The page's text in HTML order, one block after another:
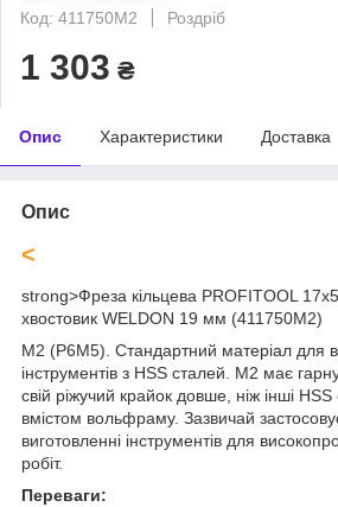
Код: 411750M2
Роздріб
1 303 ₴
Опис Характеристики Доставка
Опис
<
strong>Фреза кільцева PROFITOOL
хвостовик WELDON 19 мм (411750M2)
M2 (Р6М5). Стандартний матеріал для
інструментів з HSS сталей. М2 має гарну
свій ріжучий крайок довше, ніж інші
вмістом вольфраму. Зазвичай
виготовленні інструментів для
робіт.
Переваги: